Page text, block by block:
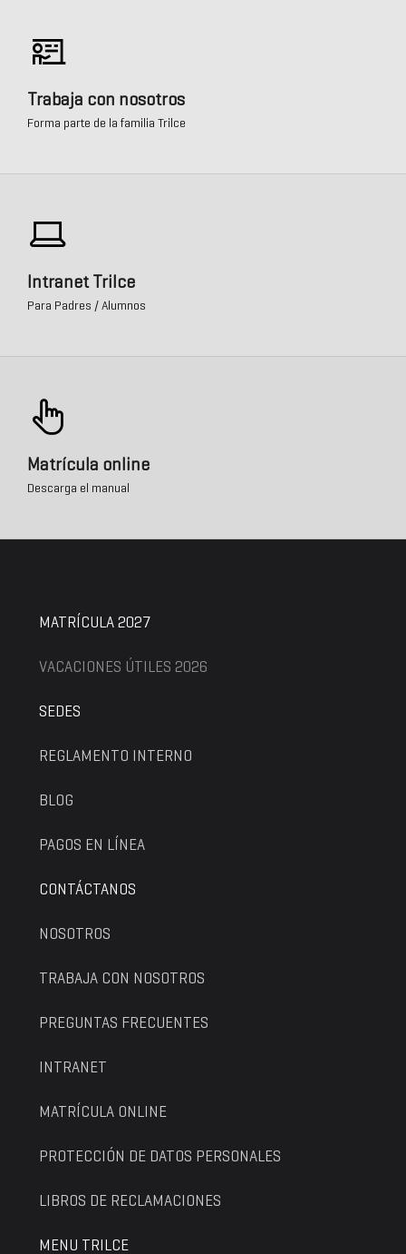
Trabaja con nosotros
Forma parte de la familia Trilce
Intranet Trilce
Para Padres / Alumnos
Matrícula online
Descarga el manual
MATRÍCULA 2027
VACACIONES ÚTILES 2026
SEDES
REGLAMENTO INTERNO
BLOG
PAGOS EN LÍNEA
CONTÁCTANOS
NOSOTROS
TRABAJA CON NOSOTROS
PREGUNTAS FRECUENTES
INTRANET
MATRÍCULA ONLINE
PROTECCIÓN DE DATOS PERSONALES
LIBROS DE RECLAMACIONES
MENU TRILCE